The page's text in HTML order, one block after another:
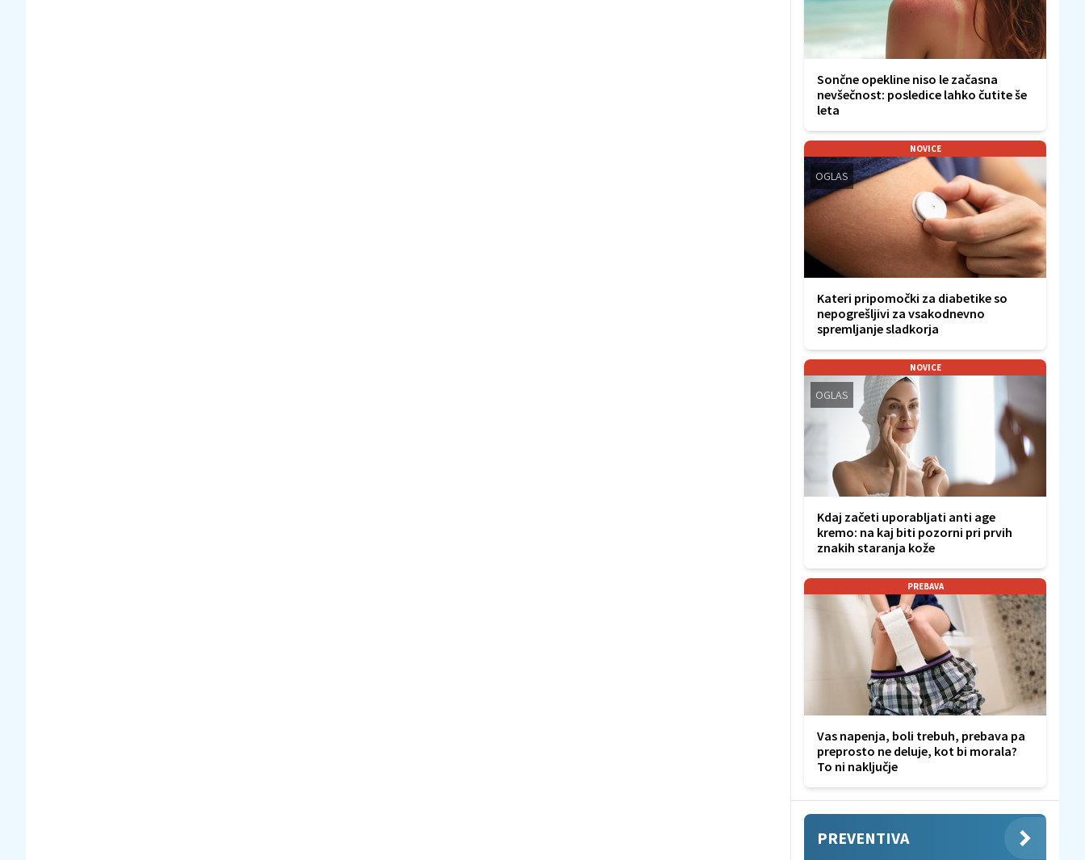
Sončne opekline niso le začasna
nevšečnost: posledice lahko čutite še
leta
NOVICE
OGLAS
Kateri pripomočki za diabetike so
nepogrešljivi za vsakodnevno
spremljanje sladkorja
NOVICE
OGLAS
Kdaj začeti uporabljati anti age
kremo: na kaj biti pozorni pri prvih
znakih staranja kože
PREBAVA
Vas napenja, boli trebuh, prebava pa
preprosto ne deluje, kot bi morala?
To ni naključje
PREVENTIVA